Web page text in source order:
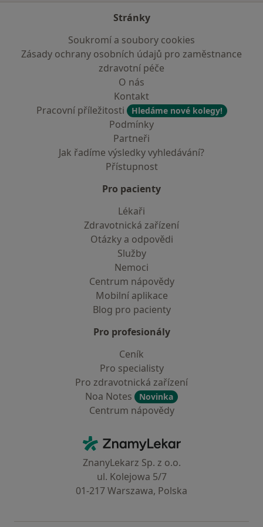
Stránky
Soukromí a soubory cookies
Zásady ochrany osobních údajů pro zaměstnance
zdravotní péče
O nás
Kontakt
Pracovní příležitosti
Hledáme nové kolegy!
Podmínky
Partneři
Jak řadíme výsledky vyhledávání?
Přístupnost
Pro pacienty
Lékaři
Zdravotnická zařízení
Otázky a odpovědi
Služby
Nemoci
Centrum nápovědy
Mobilní aplikace
Blog pro pacienty
Pro profesionály
Ceník
Pro specialisty
Pro zdravotnická zařízení
Noa Notes
Novinka
Centrum nápovědy
ZnamyLekar - Hlavní stránka
ZnanyLekarz Sp. z o.o.
ul. Kolejowa 5/7
01-217 Warszawa, Polska